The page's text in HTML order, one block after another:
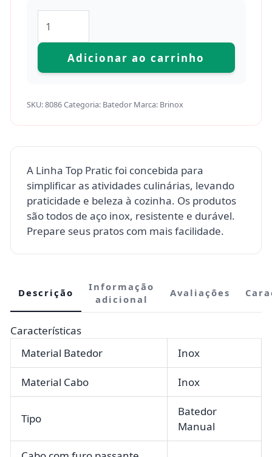
Adicionar ao carrinho
SKU:8086Categoria: Batedor Marca: Brinox
A Linha Top Pratic foi concebida para
simplificar as atividades culinárias, levando
praticidade e beleza à cozinha. Os produtos
são todos de aço inox, resistente e durável.
Prepare seus pratos com mais facilidade.
Descrição
Informação
adicional
Avaliações
Características
Material Batedor
Inox
Material Cabo Inox
Tipo
Batedor
Manual